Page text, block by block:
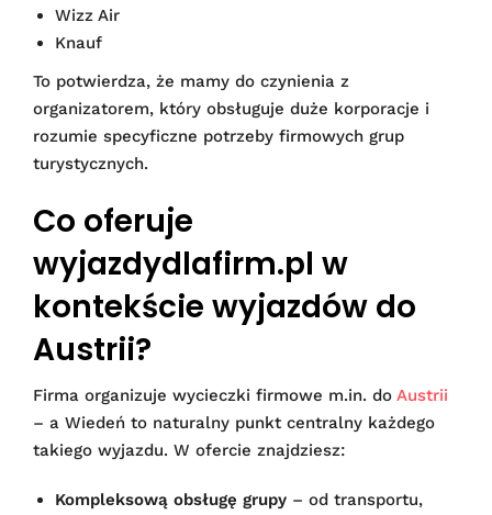
Wizz Air
Knauf
To potwierdza, że mamy do czynienia z
organizatorem, który obsługuje duże korporacje i
rozumie specyficzne potrzeby firmowych grup
turystycznych.
Co oferuje
wyjazdydlafirm.pl w
kontekście wyjazdów do
Austrii?
Firma organizuje wycieczki firmowe m.in. do Austrii
– a Wiedeń to naturalny punkt centralny każdego
takiego wyjazdu. W ofercie znajdziesz:
Kompleksową obsługę grupy – od transportu,